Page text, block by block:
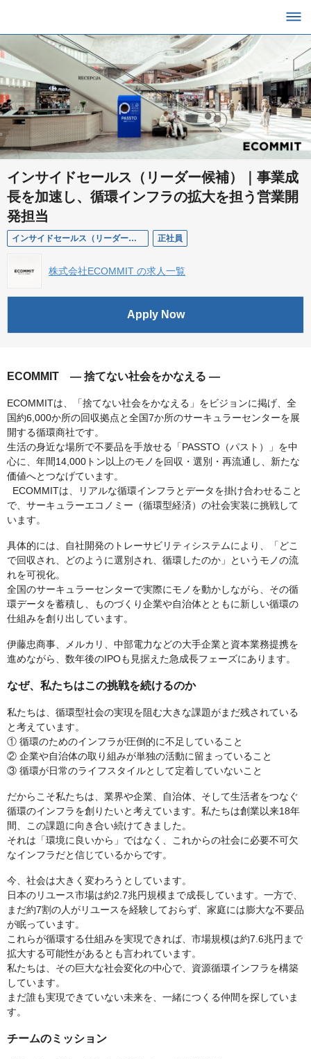
インサイドセールス（リーダー候補）｜事業成
長を加速し、循環インフラの拡大を担う営業開
発担当
インサイドセールス（リーダー候補） 正社員
株式会社ECOMMIT の求人一覧
Apply Now
ECOMMIT — 捨てない社会をかなえる —
ECOMMITは、「捨てない社会をかなえる」をビジョンに掲げ、全
国約6,000か所の回収拠点と全国7か所のサーキュラーセンターを展
開する循環商社です。
生活の身近な場所で不要品を手放せる「PASSTO（パスト）」を中
心に、年間14,000トン以上のモノを回収・選別・再流通し、新たな
価値へとつなげています。
ECOMMITは、リアルな循環インフラとデータを掛け合わせること
で、サーキュラーエコノミー（循環型経済）の社会実装に挑戦して
います。
具体的には、自社開発のトレーサビリティシステムにより、「どこ
で回収され、どのように選別され、循環したのか」というモノの流
れを可視化。
全国のサーキュラーセンターで実際にモノを動かしながら、その循
環データを蓄積し、ものづくり企業や自治体とともに新しい循環の
仕組みを創り出しています。
伊藤忠商事、メルカリ、中部電力などの大手企業と資本業務提携を
進めながら、数年後のIPOも見据えた急成長フェーズにあります。
なぜ、私たちはこの挑戦を続けるのか
私たちは、循環型社会の実現を阻む大きな課題がまだ残されている
と考えています。
① 循環のためのインフラが圧倒的に不足していること
② 企業や自治体の取り組みが単独の活動に留まっていること
③ 循環が日常のライフスタイルとして定着していないこと
だからこそ私たちは、業界や企業、自治体、そして生活者をつなぐ
循環のインフラを創りたいと考えています。私たちは創業以来18年
間、この課題に向き合い続けてきました。
それは「環境に良いから」ではなく、これからの社会に必要不可欠
なインフラだと信じているからです。
今、社会は大きく変わろうとしています。
日本のリユース市場は約2.7兆円規模まで成長しています。一方で、
まだ約7割の人がリユースを経験しておらず、家庭には膨大な不要品
が眠っています。
これらが循環する仕組みを実現できれば、市場規模は約7.6兆円まで
拡大する可能性があるとも言われています。
私たちは、その巨大な社会変化の中心で、資源循環インフラを構築
しています。
まだ誰も実現できていない未来を、一緒につくる仲間を探していま
す。
チームのミッション